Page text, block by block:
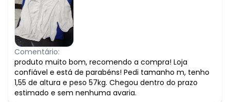
Comentário:
produto muito bom, recomendo a compra! Loja
confiável e está de parabéns! Pedi tamanho m, tenho
1,55 de altura e peso 57kg. Chegou dentro do prazo
estimado e sem nenhuma avaria.